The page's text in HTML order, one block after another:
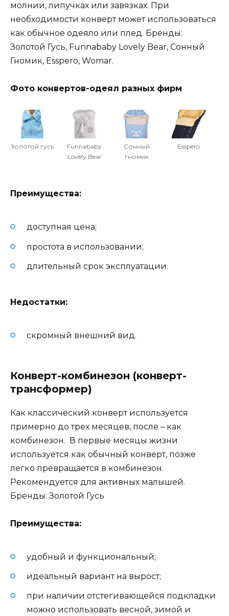
молнии, липучках или завязках. При
необходимости конверт может использоваться
как обычное одеяло или плед. Бренды:
Золотой Гусь, Funnababy Lovely Bear, Сонный
Гномик, Esspero, Womar.
Фото конвертов-одеял разных фирм
Золотой гусь
Funnababy
Lovely Bear
Сонный
гномик
Еsspero
Преимущества:
доступная цена;
простота в использовании;
длительный срок эксплуатации.
Недостатки:
скромный внешний вид.
Конверт-комбинезон (конверт-
трансформер)
Как классический конверт используется
примерно до трех месяцев, после – как
комбинезон. В первые месяцы жизни
используется как обычный конверт, позже
легко превращается в комбинезон.
Рекомендуется для активных малышей.
Бренды: Золотой Гусь
Преимущества:
удобный и функциональный;
идеальный вариант на вырост;
при наличии отстегивающейся подкладки
можно использовать весной, зимой и